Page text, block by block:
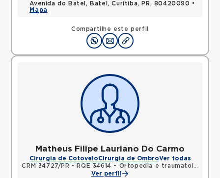
Compartilhe este perfil
Avenida do Batel, Batel, Curitiba, PR, 80420090 •
Mapa
Matheus Filipe Lauriano Do Carmo
Cirurgia de CotoveloCirurgia de OmbroVer todas
CRM 34727/PR •
RQE 34614 - Ortopedia e traumatologia
Ver perfil